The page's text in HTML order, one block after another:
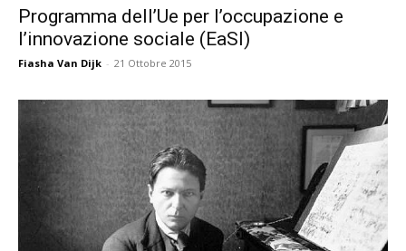
Programma dell’Ue per l’occupazione e
l’innovazione sociale (EaSI)
Fiasha Van Dijk - 21 Ottobre 2015